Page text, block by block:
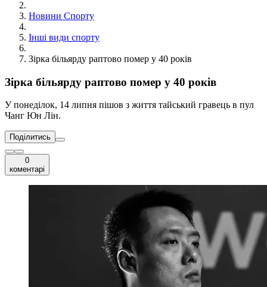
Новини Спорту
Інші види спорту
Зірка більярду раптово помер у 40 років
Зірка більярду раптово помер у 40 років
У понеділок, 14 липня пішов з життя тайський гравець в пул
Чанг Юн Лін.
Поділитись
0
коментарі